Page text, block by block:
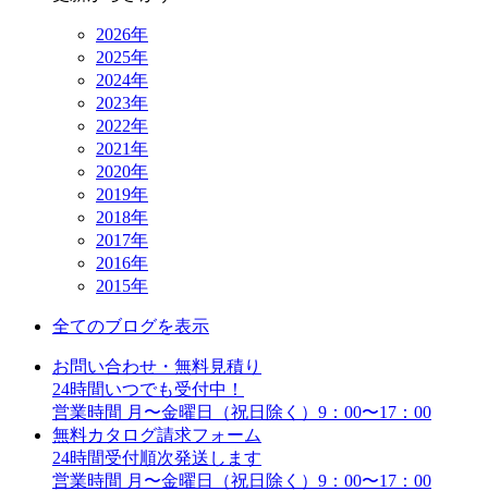
2026年
2025年
2024年
2023年
2022年
2021年
2020年
2019年
2018年
2017年
2016年
2015年
全てのブログを表示
お問い合わせ・無料見積り
24時間いつでも受付中！
営業時間 月〜金曜日（祝日除く）9：00〜17：00
無料カタログ請求フォーム
24時間受付順次発送します
営業時間 月〜金曜日（祝日除く）9：00〜17：00